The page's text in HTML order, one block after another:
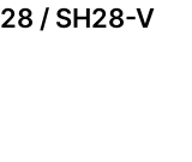
/ SH28-V